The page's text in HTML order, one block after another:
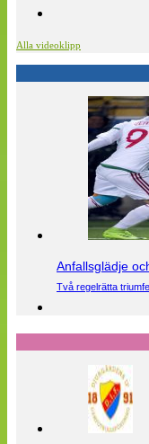
Alla videoklipp
Anfallsglädje
Två regelrätta